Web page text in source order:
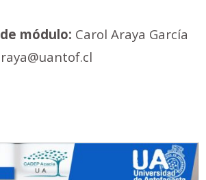
módulo: Carol Araya García